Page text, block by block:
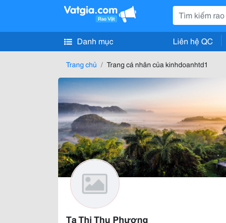
Danh mục Liên hệ QC
Trang chủ Trang cá nhân của kinhdoanhtd1
Tạ Thị Thu Phương